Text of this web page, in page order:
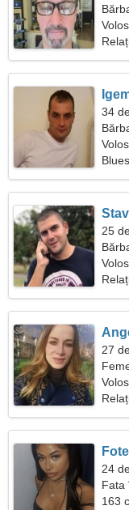
34
Volos
25
Volos
27
24
Fata
163